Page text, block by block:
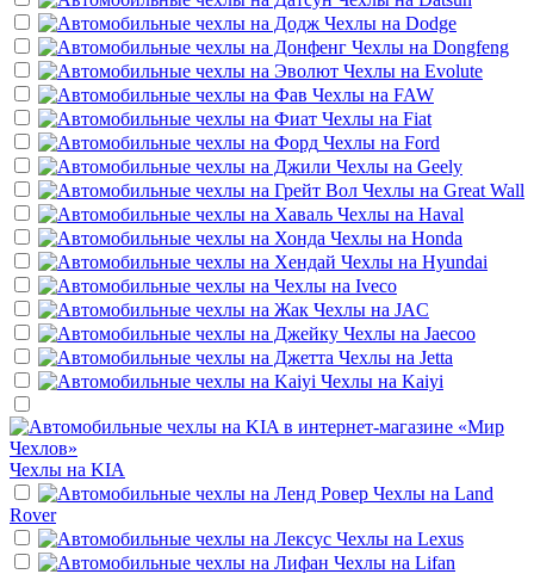
Чехлы на Dodge
Чехлы на Dongfeng
Чехлы на Evolute
Чехлы на FAW
Чехлы на Fiat
Чехлы на Ford
Чехлы на Geely
Чехлы на Great Wall
Чехлы на Haval
Чехлы на Honda
Чехлы на Hyundai
Чехлы на Iveco
Чехлы на JAC
Чехлы на Jaecoo
Чехлы на Jetta
Чехлы на Kaiyi
Чехлы на KIA
Чехлы на Land
Rover
Чехлы на Lexus
Чехлы на Lifan